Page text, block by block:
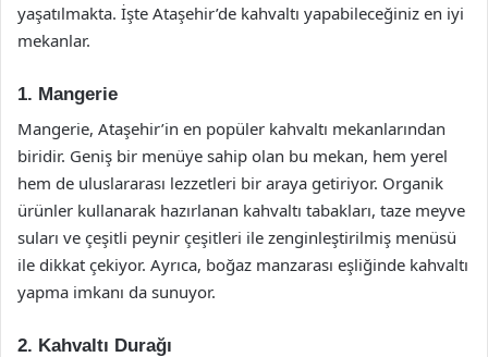
yaşatılmakta. İşte Ataşehir’de kahvaltı yapabileceğiniz en iyi
mekanlar.
1. Mangerie
Mangerie, Ataşehir’in en popüler kahvaltı mekanlarından
biridir. Geniş bir menüye sahip olan bu mekan, hem yerel
hem de uluslararası lezzetleri bir araya getiriyor. Organik
ürünler kullanarak hazırlanan kahvaltı tabakları, taze meyve
suları ve çeşitli peynir çeşitleri ile zenginleştirilmiş menüsü
ile dikkat çekiyor. Ayrıca, boğaz manzarası eşliğinde kahvaltı
yapma imkanı da sunuyor.
2. Kahvaltı Durağı